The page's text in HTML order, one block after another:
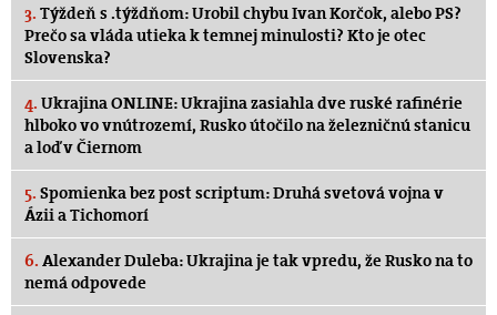
3. Týždeň s .týždňom: Urobil chybu Ivan Korčok, alebo PS?
Prečo sa vláda utieka k temnej minulosti? Kto je otec
Slovenska?
4. Ukrajina ONLINE: Ukrajina zasiahla dve ruské rafinérie
hlboko vo vnútrozemí, Rusko útočilo na železničnú stanicu
a loď v Čiernom
5. Spomienka bez post scriptum: Druhá svetová vojna v
Ázii a Tichomorí
6. Alexander Duleba: Ukrajina je tak vpredu, že Rusko na to
nemá odpovede